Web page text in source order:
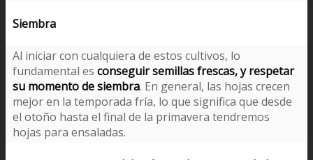
Siembra
Al iniciar con cualquiera de estos cultivos, lo
fundamental es conseguir semillas frescas, y respetar
su momento de siembra. En general, las hojas crecen
mejor en la temporada fría, lo que significa que desde
el otoño hasta el final de la primavera tendremos
hojas para ensaladas.